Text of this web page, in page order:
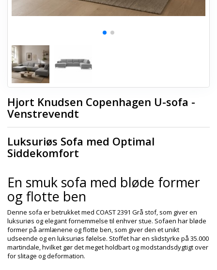
Hjort Knudsen Copenhagen U-sofa -
Venstrevendt
Luksuriøs Sofa med Optimal
Siddekomfort
En smuk sofa med bløde former
og flotte ben
Denne sofa er betrukket med COAST 2391 Grå stof, som giver en
luksuriøs og elegant fornemmelse til enhver stue. Sofaen har bløde
former på armlænene og flotte ben, som giver den et unikt
udseende og en luksuriøs følelse. Stoffet har en slidstyrke på 35.000
martindale, hvilket gør det meget holdbart og modstandsdygtigt over
for slitage og deformation.